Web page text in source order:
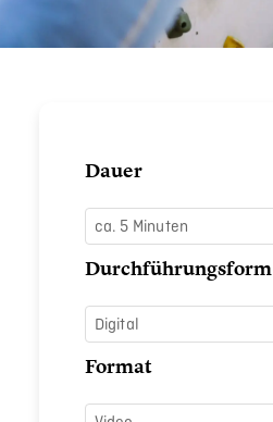
Dauer
Durchführungsform
Format
Resilienz
Menge